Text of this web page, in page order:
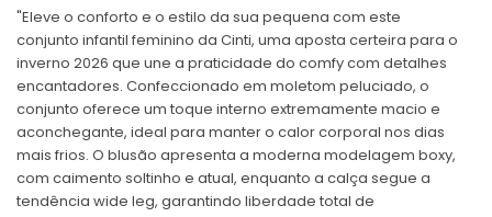
"Eleve o conforto e o estilo da sua pequena com este
conjunto infantil feminino da Cinti, uma aposta certeira para o
inverno 2026 que une a praticidade do comfy com detalhes
encantadores. Confeccionado em moletom peluciado, o
conjunto oferece um toque interno extremamente macio e
aconchegante, ideal para manter o calor corporal nos dias
mais frios. O blusão apresenta a moderna modelagem boxy,
com caimento soltinho e atual, enquanto a calça segue a
tendência wide leg, garantindo liberdade total de